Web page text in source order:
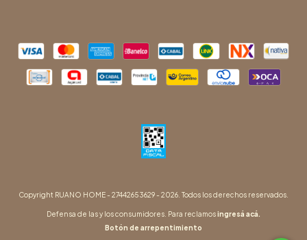
Copyright RUANO HOME - 27442653629 - 2026. Todos los derechos reservados.
Defensa de las y los consumidores. Para reclamosingresá acá.
Botón de arrepentimiento